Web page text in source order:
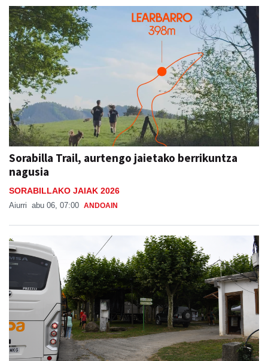
Sorabilla Trail, aurtengo jaietako berrikuntza
nagusia
SORABILLAKO JAIAK 2026
Aiurri abu 06, 07:00 ANDOAIN